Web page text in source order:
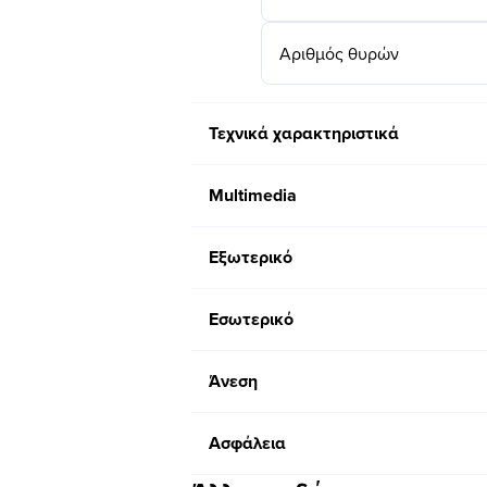
Αριθμός θυρών
Τεχνικά χαρακτηριστικά
Multimedia
Εξωτερικό
Εσωτερικό
Άνεση
Ασφάλεια